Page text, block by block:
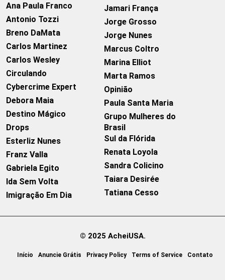
Ana Paula Franco
Antonio Tozzi
Breno DaMata
Carlos Martinez
Carlos Wesley
Circulando
Cybercrime Expert
Debora Maia
Destino Mágico
Drops
Esterliz Nunes
Franz Valla
Gabriela Egito
Ida Sem Volta
Imigração Em Dia
Jamari França
Jorge Grosso
Jorge Nunes
Marcus Coltro
Marina Elliot
Marta Ramos
Opinião
Paula Santa Maria
Grupo Mulheres do
Brasil
Sul da Flórida
Renata Loyola
Sandra Colicino
Taiara Desirée
Tatiana Cesso
© 2025 AcheiUSA.
Início Anuncie Grátis Privacy Policy Terms of Service Contato